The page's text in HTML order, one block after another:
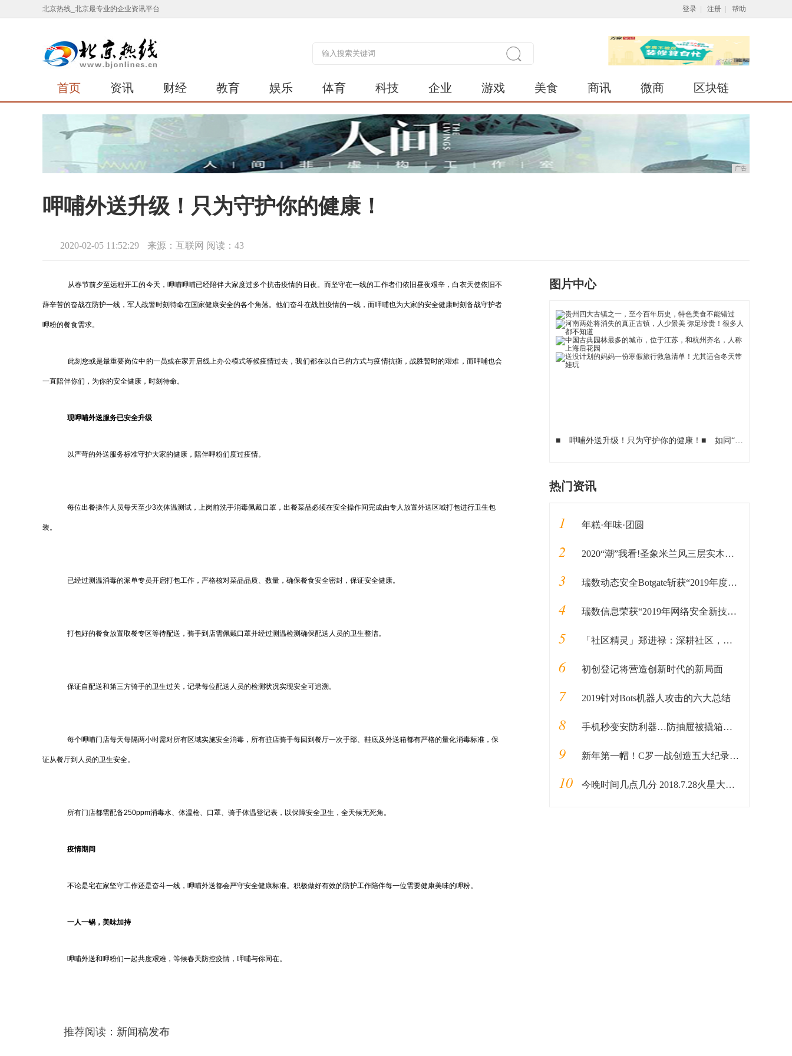
北京热线_北京最专业的企业资讯平台 登录 注册 帮助
首页 资讯 财经 教育 娱乐 体育 科技 企业 游戏 美食 商讯 微商 区块链
广告
呷哺外送升级！只为守护你的健康！
2020-02-05 11:52:29 来源：互联网 阅读：43
从春节前夕至远程开工的今天，呷哺呷哺已经陪伴大家度过多个抗击疫情的日夜。而坚守在一线的工作者们依旧昼夜艰辛，白衣天使依旧不
辞辛苦的奋战在防护一线，军人战警时刻待命在国家健康安全的各个角落。他们奋斗在战胜疫情的一线，而呷哺也为大家的安全健康时刻备战守护者
呷粉的餐食需求。
此刻您或是最重要岗位中的一员或在家开启线上办公模式等候疫情过去，我们都在以自己的方式与疫情抗衡，战胜暂时的艰难，而呷哺也会
一直陪伴你们，为你的安全健康，时刻待命。
现呷哺外送服务已安全升级
以严苛的外送服务标准守护大家的健康，陪伴呷粉们度过疫情。
每位出餐操作人员每天至少3次体温测试，上岗前洗手消毒佩戴口罩，出餐菜品必须在安全操作间完成由专人放置外送区域打包进行卫生包
装。
已经过测温消毒的派单专员开启打包工作，严格核对菜品品质、数量，确保餐食安全密封，保证安全健康。
打包好的餐食放置取餐专区等待配送，骑手到店需佩戴口罩并经过测温检测确保配送人员的卫生整洁。
保证自配送和第三方骑手的卫生过关，记录每位配送人员的检测状况实现安全可追溯。
每个呷哺门店每天每隔两小时需对所有区域实施安全消毒，所有驻店骑手每回到餐厅一次手部、鞋底及外送箱都有严格的量化消毒标准，保
证从餐厅到人员的卫生安全。
所有门店都需配备250ppm消毒水、体温枪、口罩、骑手体温登记表，以保障安全卫生，全天候无死角。
疫情期间
不论是宅在家坚守工作还是奋斗一线，呷哺外送都会严守安全健康标准。积极做好有效的防护工作陪伴每一位需要健康美味的呷粉。
一人一锅，美味加持
呷哺外送和呷粉们一起共度艰难，等候春天防控疫情，呷哺与你同在。
推荐阅读： 新闻稿发布
图片中心
■ 呷哺外送升级！只为守护你的健康！ ■ 如同“僚机” 哈弗F7助攻让我成功追到女神
热门资讯
1 年糕·年味·团圆
2 2020“潮”我看!圣象米兰风三层实木地板带来家居时尚新选择
3 瑞数动态安全Botgate斩获“2019年度中国IT行业客户信赖产品奖”
4 瑞数信息荣获“2019年网络安全新技术新应用解决方案优秀奖”
5 「社区精灵」郑进禄：深耕社区，下一个社会关系重构的基础革新
6 初创登记将营造创新时代的新局面
7 2019针对Bots机器人攻击的六大总结
8 手机秒变安防利器…防抽屉被撬箱子被盗
9 新年第一帽！C罗一战创造五大纪录，2020金球之争他已提前起步！
10 今晚时间几点几分 2018.7.28火星大冲月全食什么时候出现